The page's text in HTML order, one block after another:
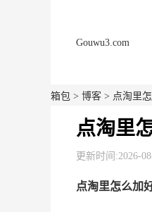
Gouwu3.com
箱包 > 博客 > 点淘里
点淘里
更新时间:2026-
点淘里怎么加